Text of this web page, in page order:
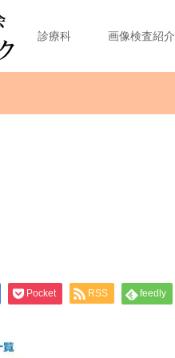
診療科 画像検査紹介
Pocket RSS feedly